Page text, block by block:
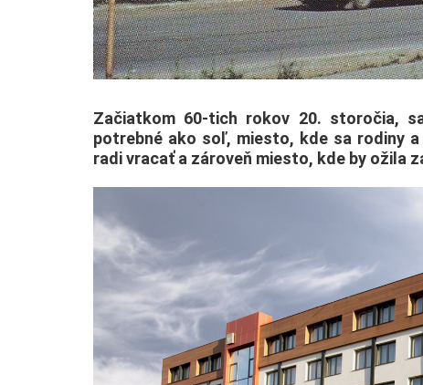
Začiatkom 60-tich rokov 20. storočia,
potrebné ako soľ, miesto, kde sa rodiny
radi vracať a zároveň miesto, kde by ožila